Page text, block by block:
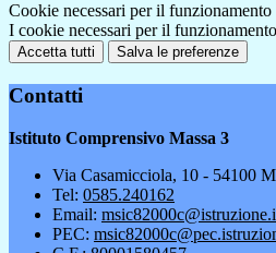
Cookie necessari per il funzionamento
I cookie necessari per il
Accetta tutti Salva le preferenze
Contatti
Istituto Comprensivo Massa 3
Via Casamicciola, 10 - 54100
Tel: 0585.240162
Email:
PEC: